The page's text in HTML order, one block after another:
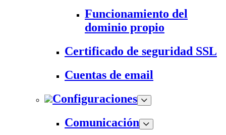
Funcionamiento del
dominio propio
Certificado de seguridad SSL
Cuentas de email
Configuraciones
Comunicación